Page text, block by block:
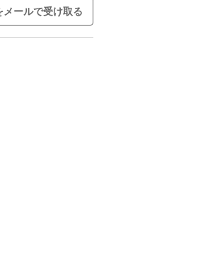
メールで受け取る